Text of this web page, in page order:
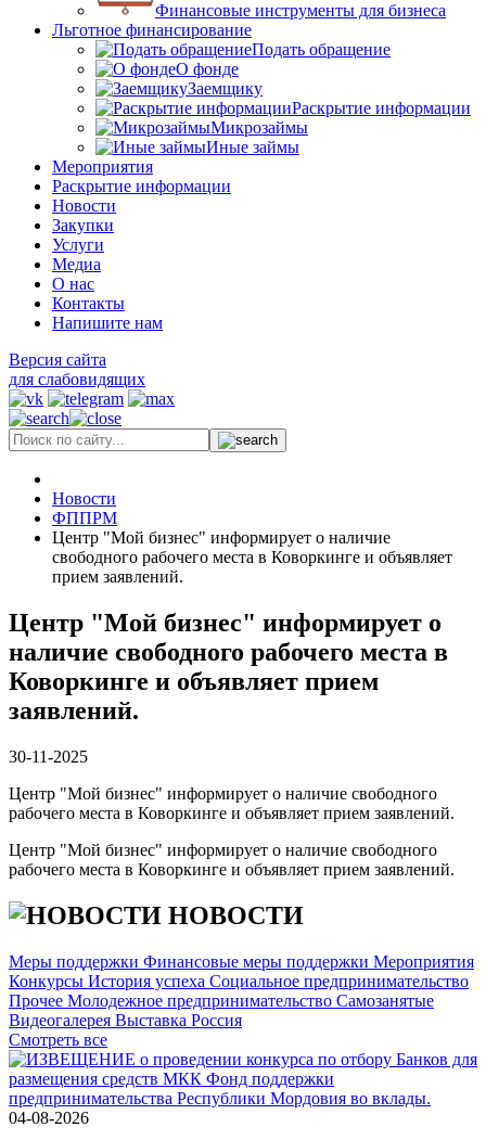
Финансовые инструменты для бизнеса
Льготное финансирование
Подать обращение
О фонде
Заемщику
Раскрытие информации
Микрозаймы
Иные займы
Мероприятия
Раскрытие информации
Новости
Закупки
Услуги
Медиа
О нас
Контакты
Напишите нам
Версия сайта
для слабовидящих
Новости
ФППРМ
Центр "Мой бизнес" информирует о наличие
свободного рабочего места в Коворкинге и объявляет
прием заявлений.
Центр "Мой бизнес" информирует о
наличие свободного рабочего места в
Коворкинге и объявляет прием
заявлений.
30-11-2025
Центр "Мой бизнес" информирует о наличие свободного
рабочего места в Коворкинге и объявляет прием заявлений.
Центр "Мой бизнес" информирует о наличие свободного
рабочего места в Коворкинге и объявляет прием заявлений.
НОВОСТИ
Меры поддержки Финансовые меры поддержки Мероприятия
Конкурсы История успеха Социальное предпринимательство
Прочее Молодежное предпринимательство Самозанятые
Видеогалерея Выставка Россия
Cмотреть все
04-08-2026